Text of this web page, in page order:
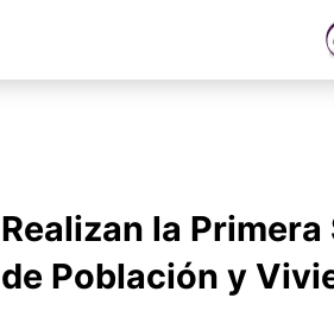
Realizan la
de Población y